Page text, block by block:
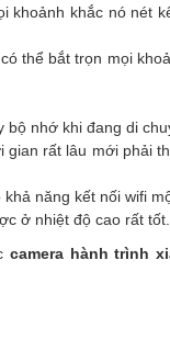
khắc nó nét
thể bắt trọn mọi
nhớ khi đang di
rất lâu mới phải
năng kết nối wifi
ở nhiệt độ cao rất tốt.
camera hành trình